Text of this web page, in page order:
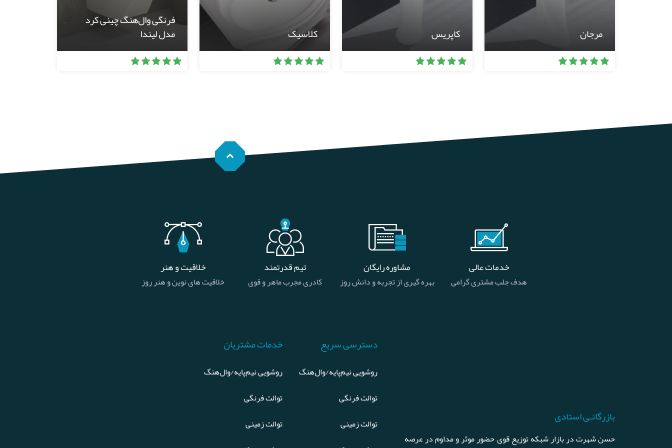
مرجان کاپریس کلاسیک
فرنگی وال‌هنگ چینی کرد
مدل لیندا
خدمات عالی
هدف جلب مشتری گرامی
مشاوره رایگان
بهره گیری از تجربه و دانش روز
تیم قدرتمند
کادری مجرب ماهر و قوی
خلاقیت و هنر
خلاقیت های نوین و هنر روز
بازرگانـی استادی
حسن شهرت در بازار شبکه توزیع قوی حضور موثر و مداوم در عرصه
دسترسی سریع
روشویی نیم‌پایه/وال‌هنگ
توالت فرنگی
توالت زمینی
خدمات مشتریان
روشویی نیم‌پایه/وال‌هنگ
توالت فرنگی
توالت زمینی